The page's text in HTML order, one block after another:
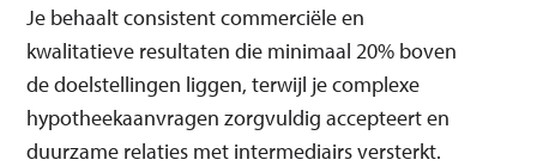
Disciplined Execution
Information Management
Knowledge Sharing
Operations Management
Professional Collaboration
This match does not affect your application. It is purely an
indication of whether this vacancy matches your skills.
Je behaalt consistent commerciële en
kwalitatieve resultaten die minimaal 20% boven
de doelstellingen liggen, terwijl je complexe
hypotheekaanvragen zorgvuldig accepteert en
duurzame relaties met intermediairs versterkt.